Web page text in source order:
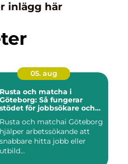
inlägg här
05. aug
Rusta och matcha i
Göteborg: Så fungerar
stödet för jobbsökare och
Rusta och matchai Göteborg
hjälper arbetssökande att
snabbare hitta jobb eller
utbild...